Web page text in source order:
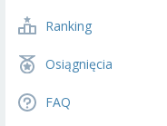
Ranking
Osiągnięcia
FAQ